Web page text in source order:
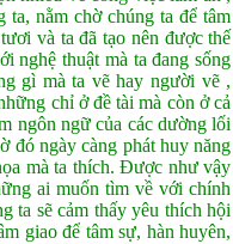
nằm chờ chúng ta để tâm
và ta đã tạo nên được thế
nghệ thuật mà ta đang sống
gì mà ta vẽ hay người vẽ ,
chỉ ở đề tài mà còn ở cả
ngôn ngữ của các dường lối
đó ngày càng phát huy năng
mà ta thích. Được như vậy
ai muốn tìm về với chính
ta sẽ cảm thấy yêu thích hội
giao để tâm sự, hàn huyên,